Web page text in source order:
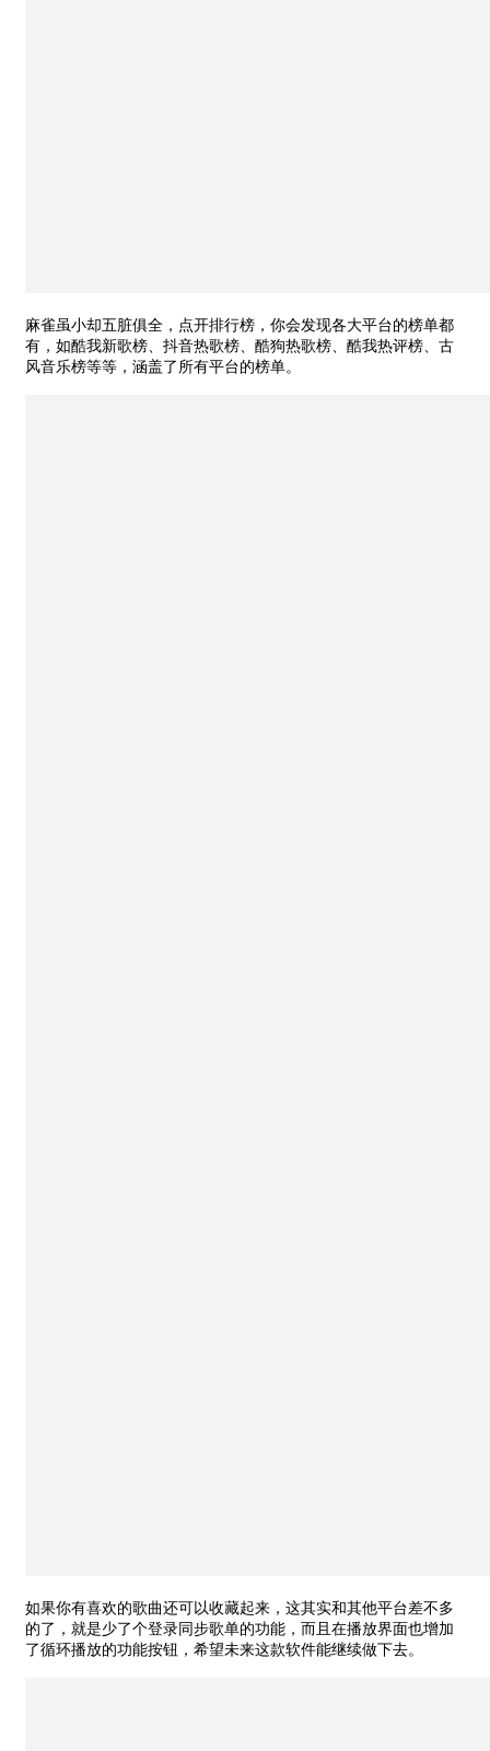
麻雀虽小却五脏俱全，点开排行榜，你会发现各大平台的榜单都
有，如酷我新歌榜、抖音热歌榜、酷狗热歌榜、酷我热评榜、古
风音乐榜等等，涵盖了所有平台的榜单。
如果你有喜欢的歌曲还可以收藏起来，这其实和其他平台差不多
的了，就是少了个登录同步歌单的功能，而且在播放界面也增加
了循环播放的功能按钮，希望未来这款软件能继续做下去。